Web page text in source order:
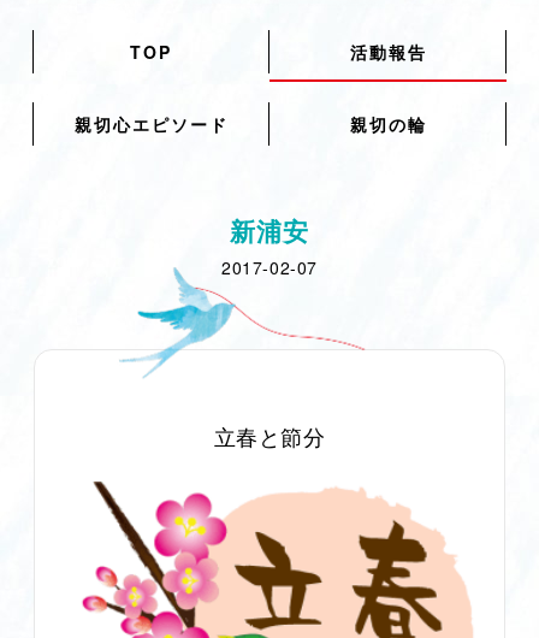
TOP 活動報告
親切心エピソード 親切の輪
新浦安
2017-02-07
立春と節分